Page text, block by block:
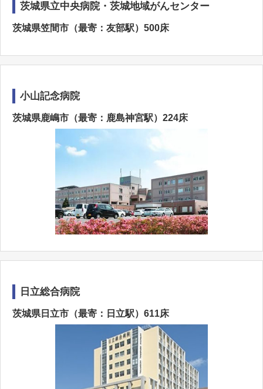
茨城県立中央病院・茨城地域がんセンター
茨城県笠間市（最寄：友部駅）500床
小山記念病院
茨城県鹿嶋市（最寄：鹿島神宮駅）224床
日立総合病院
茨城県日立市（最寄：日立駅）611床